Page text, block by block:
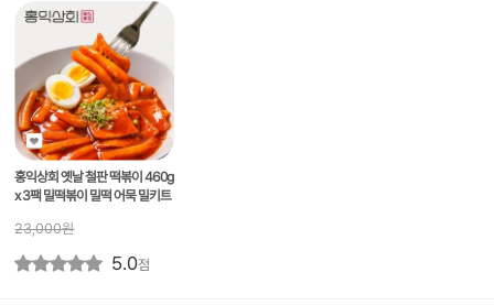
홍익상회 옛날 철판 떡볶이 460g
x 3팩 밀떡볶이 밀떡 어묵 밀키트
23,000원
5.0점